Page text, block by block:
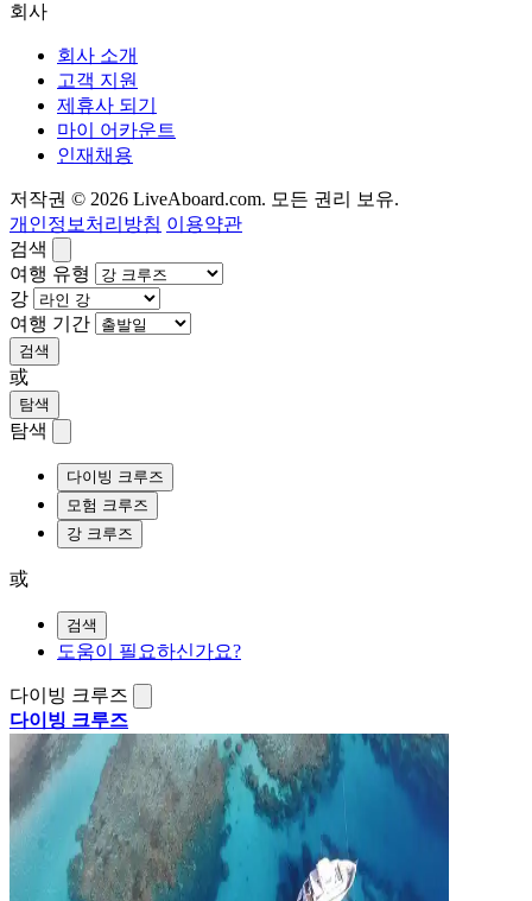
회사
회사 소개
고객 지원
제휴사 되기
마이 어카운트
인재채용
저작권 © 2026 LiveAboard.com. 모든 권리 보유.
개인정보처리방침 이용약관
검색
여행 유형
강
여행 기간
검색
或
탐색
탐색
다이빙 크루즈
모험 크루즈
강 크루즈
或
검색
도움이 필요하신가요?
다이빙 크루즈
다이빙 크루즈